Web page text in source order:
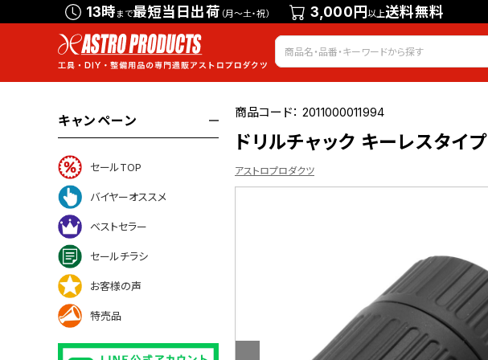
13時まで最短当日出荷 （月～土・祝） 3,000円以上送料無料
会員登録 ログイン
キャンペーン
セールTOP
バイヤーオススメ
ベストセラー
セールチラシ
お客様の声
特売品
商品コード：2011000011994
ドリルチャック キーレスタイプ
アストロプロダクツ